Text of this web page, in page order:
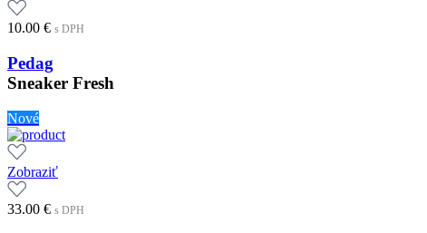
10.00 € s DPH
Pedag
Sneaker Fresh
Nové
Zobraziť
33.00 € s DPH